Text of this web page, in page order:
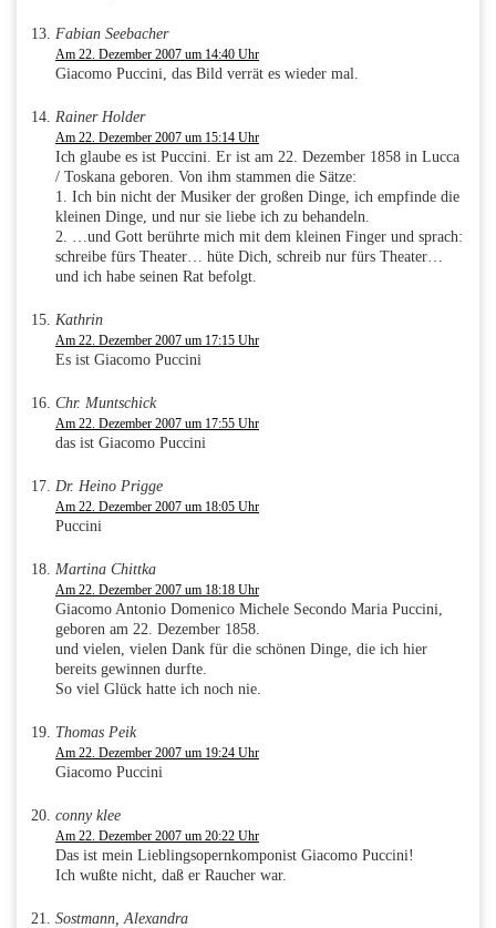
Fabian Seebacher
Am 22. Dezember 2007 um 14:40 Uhr
Giacomo Puccini, das Bild verrät es wieder mal.
Rainer Holder
Am 22. Dezember 2007 um 15:14 Uhr
Ich glaube es ist Puccini. Er ist am 22. Dezember 1858 in Lucca
/ Toskana geboren. Von ihm stammen die Sätze:
1. Ich bin nicht der Musiker der großen Dinge, ich empfinde die
kleinen Dinge, und nur sie liebe ich zu behandeln.
2. …und Gott berührte mich mit dem kleinen Finger und sprach:
schreibe fürs Theater… hüte Dich, schreib nur fürs Theater…
und ich habe seinen Rat befolgt.
Kathrin
Am 22. Dezember 2007 um 17:15 Uhr
Es ist Giacomo Puccini
Chr. Muntschick
Am 22. Dezember 2007 um 17:55 Uhr
das ist Giacomo Puccini
Dr. Heino Prigge
Am 22. Dezember 2007 um 18:05 Uhr
Puccini
Martina Chittka
Am 22. Dezember 2007 um 18:18 Uhr
Giacomo Antonio Domenico Michele Secondo Maria Puccini,
geboren am 22. Dezember 1858.
und vielen, vielen Dank für die schönen Dinge, die ich hier
bereits gewinnen durfte.
So viel Glück hatte ich noch nie.
Thomas Peik
Am 22. Dezember 2007 um 19:24 Uhr
Giacomo Puccini
conny klee
Am 22. Dezember 2007 um 20:22 Uhr
Das ist mein Lieblingsopernkomponist Giacomo Puccini!
Ich wußte nicht, daß er Raucher war.
Sostmann, Alexandra